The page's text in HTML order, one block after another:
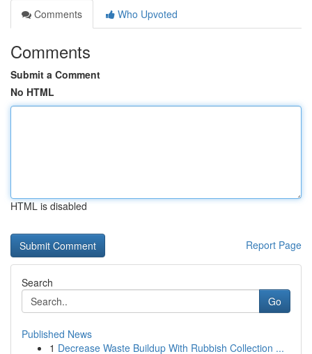
Comments
Who Upvoted
Comments
Submit a Comment
No HTML
HTML is disabled
Report Page
Search
Go
Published News
1 Decrease Waste Buildup With Rubbish Collection ...